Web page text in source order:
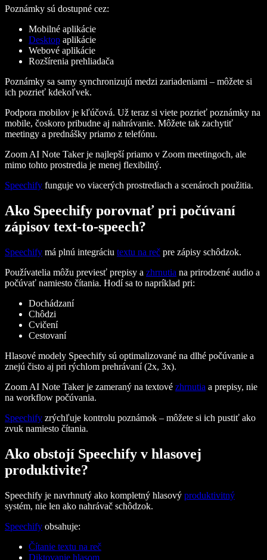
Poznámky sú dostupné cez:
Mobilné aplikácie
Desktop aplikácie
Webové aplikácie
Rozšírenia prehliadača
Poznámky sa samy synchronizujú medzi zariadeniami – môžete si
ich pozrieť kdekoľvek.
Podpora mobilov je kľúčová. Už teraz si viete pozrieť poznámky na
mobile, čoskoro pribudne aj nahrávanie. Môžete tak zachytiť
meetingy a prednášky priamo z telefónu.
Zoom AI Note Taker je najlepší priamo v Zoom meetingoch, ale
mimo tohto prostredia je menej flexibilný.
Speechify funguje vo viacerých prostrediach a scenároch použitia.
Ako Speechify porovnať pri počúvaní
zápisov text-to-speech?
Speechify má plnú integráciu textu na reč pre zápisy schôdzok.
Používatelia môžu previesť prepisy a zhrnutia na prirodzené audio a
počúvať namiesto čítania. Hodí sa to napríklad pri:
Dochádzaní
Chôdzi
Cvičení
Cestovaní
Hlasové modely Speechify sú optimalizované na dlhé počúvanie a
znejú čisto aj pri rýchlom prehrávaní (2x, 3x).
Zoom AI Note Taker je zameraný na textové zhrnutia a prepisy, nie
na workflow počúvania.
Speechify zrýchľuje kontrolu poznámok – môžete si ich pustiť ako
zvuk namiesto čítania.
Ako obstojí Speechify v hlasovej
produktivite?
Speechify je navrhnutý ako kompletný hlasový produktivitný
systém, nie len ako nahrávač schôdzok.
Speechify obsahuje:
Čítanie textu na reč
Diktovanie hlasom